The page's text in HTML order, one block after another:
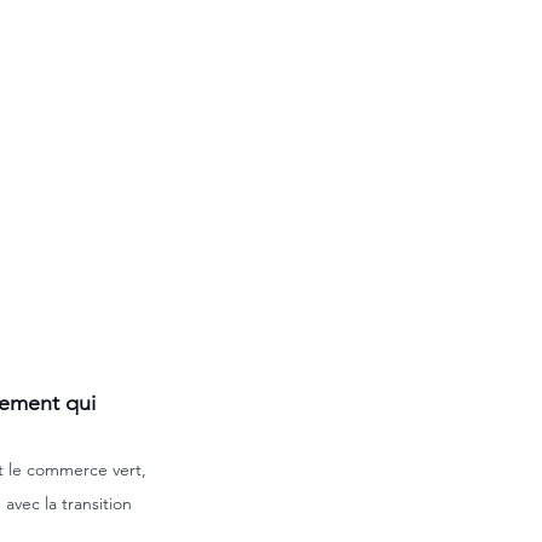
qui
le commerce vert,
la transition